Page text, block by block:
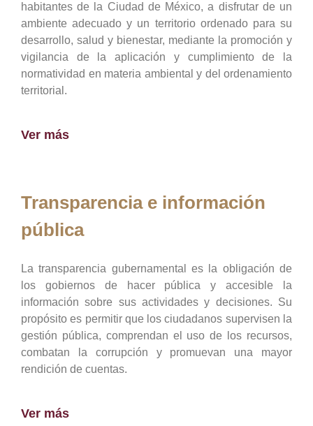
habitantes de la Ciudad de México, a disfrutar de un
ambiente adecuado y un territorio ordenado para su
desarrollo, salud y bienestar, mediante la promoción y
vigilancia de la aplicación y cumplimiento de la
normatividad en materia ambiental y del ordenamiento
territorial.
Ver más
Transparencia e información
pública
La transparencia gubernamental es la obligación de
los gobiernos de hacer pública y accesible la
información sobre sus actividades y decisiones. Su
propósito es permitir que los ciudadanos supervisen la
gestión pública, comprendan el uso de los recursos,
combatan la corrupción y promuevan una mayor
rendición de cuentas.
Ver más